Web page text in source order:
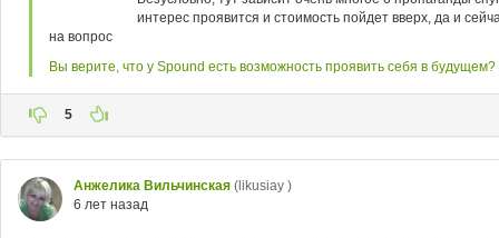
интерес проявится и стоимость пойдет вверх, да и
на вопрос
Вы верите, что у Spound есть возможность проявить себя в будущем?
5
Анжелика Вильчинская (likusiay )
6 лет назад